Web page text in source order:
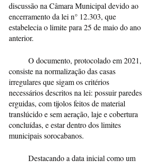
discussão na Câmara Municipal devido ao
encerramento da lei n° 12.303, que
estabelecia o limite para 25 de maio do ano
anterior.
consiste na normalização das casas
irregulares que sigam os critérios
necessários descritos na lei: possuir paredes
erguidas, com tijolos feitos de material
translúcido e sem aeração, laje e cobertura
concluídas, e estar dentro dos limites
municipais sorocabanos.